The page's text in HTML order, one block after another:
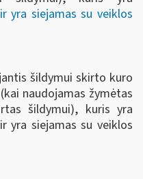
yra siejamas su veiklos
šildymui skirto kuro
(kai naudojamas žymėtas
šildymui), kuris yra
yra siejamas su veiklos